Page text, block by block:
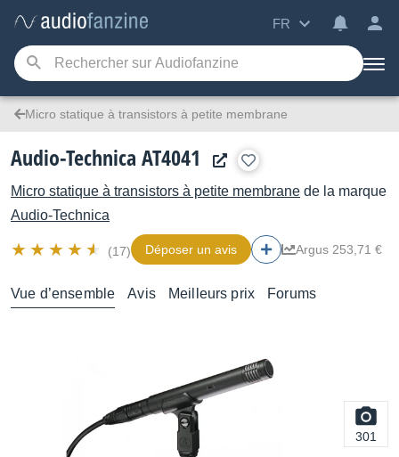
FR
Micro statique à transistors à petite membrane
Audio-Technica AT4041
Micro statique à transistors à petite membrane de la marque
Audio-Technica
(17) Déposer un avis Argus 253,71 €
Vue d’ensemble Avis Meilleurs prix Forums
301